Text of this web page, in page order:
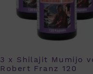
3 x Shilajit Mumijo
Robert Franz 120